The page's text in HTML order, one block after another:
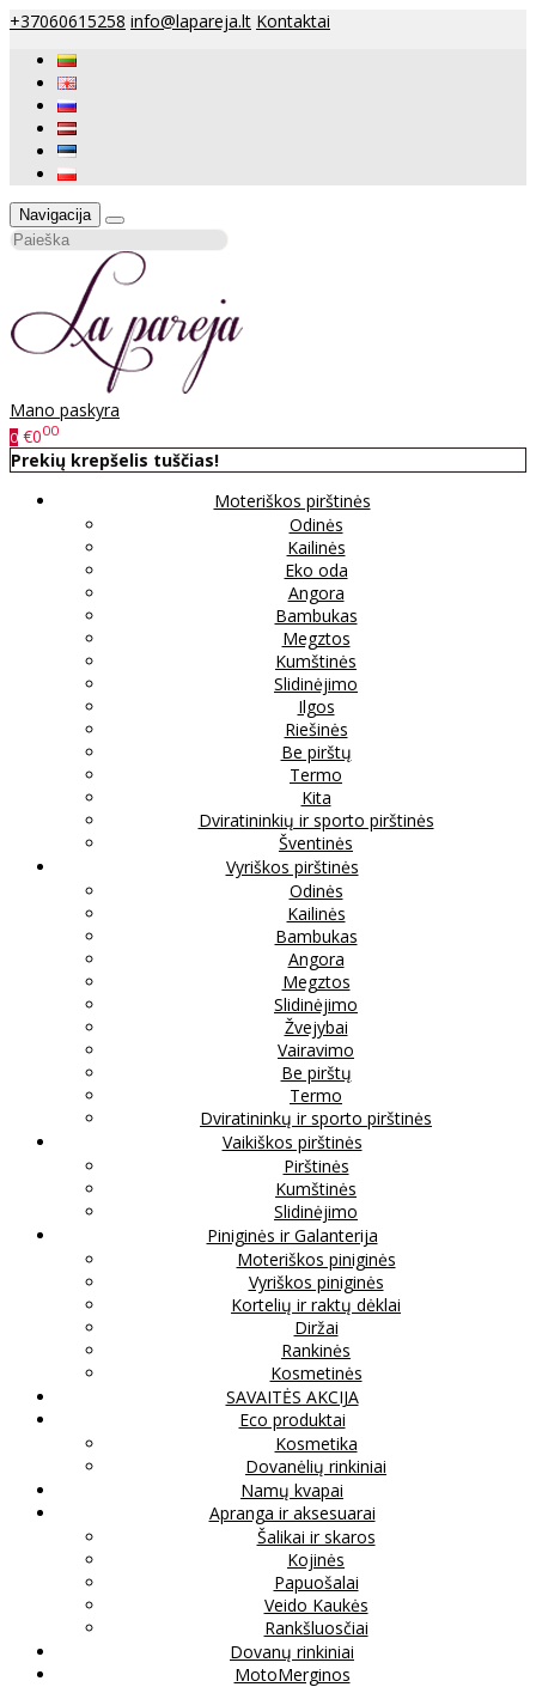
+37060615258 info@lapareja.lt Kontaktai
Navigacija
Mano paskyra
0 €000
Prekių krepšelis tuščias!
Moteriškos pirštinės
Odinės
Kailinės
Eko oda
Angora
Bambukas
Megztos
Kumštinės
Slidinėjimo
Ilgos
Riešinės
Be pirštų
Termo
Kita
Dviratininkių ir sporto pirštinės
Šventinės
Vyriškos pirštinės
Odinės
Kailinės
Bambukas
Angora
Megztos
Slidinėjimo
Žvejybai
Vairavimo
Be pirštų
Termo
Dviratininkų ir sporto pirštinės
Vaikiškos pirštinės
Pirštinės
Kumštinės
Slidinėjimo
Piniginės ir Galanterija
Moteriškos piniginės
Vyriškos piniginės
Kortelių ir raktų dėklai
Diržai
Rankinės
Kosmetinės
SAVAITĖS AKCIJA
Eco produktai
Kosmetika
Dovanėlių rinkiniai
Namų kvapai
Apranga ir aksesuarai
Šalikai ir skaros
Kojinės
Papuošalai
Veido Kaukės
Rankšluosčiai
Dovanų rinkiniai
MotoMerginos